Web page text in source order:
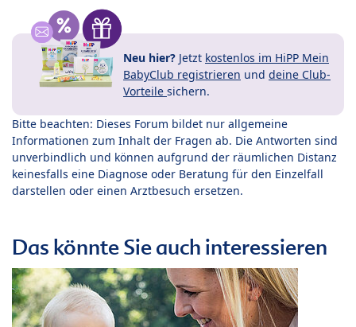
Neu hier? Jetzt kostenlos im HiPP Mein
BabyClub registrieren und deine Club-
Vorteile sichern.
Bitte beachten: Dieses Forum bildet nur allgemeine
Informationen zum Inhalt der Fragen ab. Die Antworten sind
unverbindlich und können aufgrund der räumlichen Distanz
keinesfalls eine Diagnose oder Beratung für den Einzelfall
darstellen oder einen Arztbesuch ersetzen.
Das könnte Sie auch interessieren